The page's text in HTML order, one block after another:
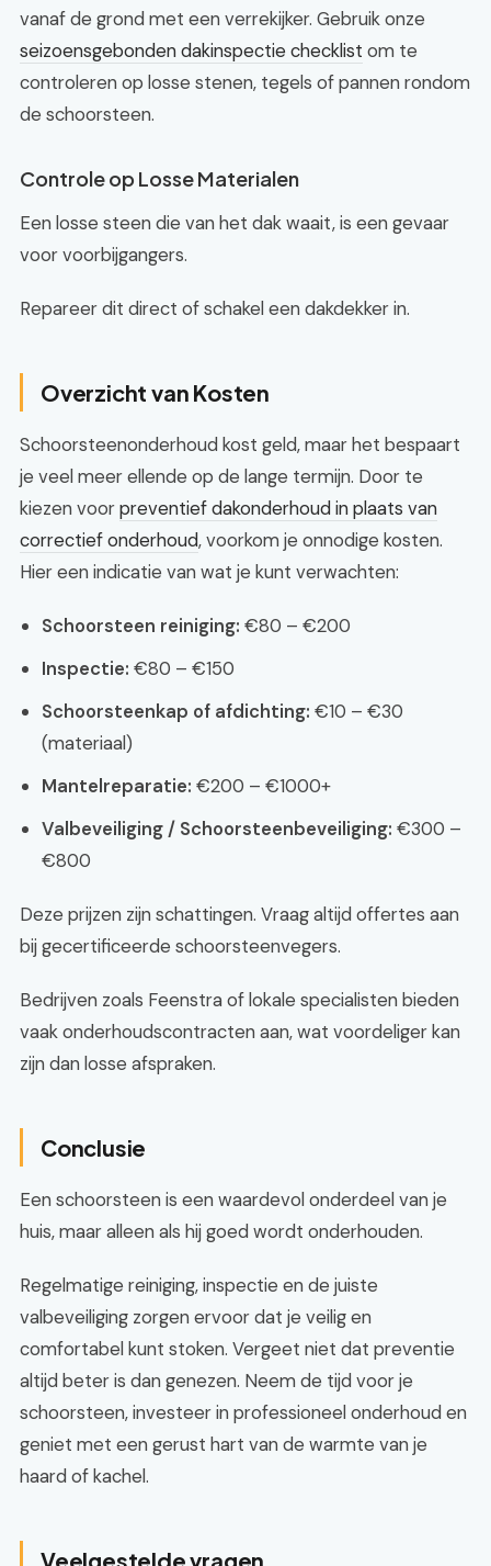
vanaf de grond met een verrekijker. Gebruik onze
seizoensgebonden dakinspectie checklist om te
controleren op losse stenen, tegels of pannen rondom
de schoorsteen.
Controle op Losse Materialen
Een losse steen die van het dak waait, is een gevaar
voor voorbijgangers.
Repareer dit direct of schakel een dakdekker in.
Overzicht van Kosten
Schoorsteenonderhoud kost geld, maar het bespaart
je veel meer ellende op de lange termijn. Door te
kiezen voorpreventief dakonderhoud in plaats van
correctief onderhoud, voorkom je onnodige kosten.
Hier een indicatie van wat je kunt verwachten:
Schoorsteen reiniging: €80 – €200
Inspectie: €80 – €150
Schoorsteenkap of afdichting: €10 – €30
(materiaal)
Mantelreparatie: €200 – €1000+
Valbeveiliging / Schoorsteenbeveiliging: €300 –
€800
Deze prijzen zijn schattingen. Vraag altijd offertes aan
bij gecertificeerde schoorsteenvegers.
Bedrijven zoals Feenstra of lokale specialisten bieden
vaak onderhoudscontracten aan, wat voordeliger kan
zijn dan losse afspraken.
Conclusie
Een schoorsteen is een waardevol onderdeel van je
huis, maar alleen als hij goed wordt onderhouden.
Regelmatige reiniging, inspectie en de juiste
valbeveiliging zorgen ervoor dat je veilig en
comfortabel kunt stoken. Vergeet niet dat preventie
altijd beter is dan genezen. Neem de tijd voor je
schoorsteen, investeer in professioneel onderhoud en
geniet met een gerust hart van de warmte van je
haard of kachel.
Veelgestelde vragen